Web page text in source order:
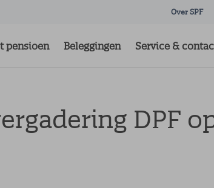
Over SPF
pensioen Beleggingen Service &
DPF